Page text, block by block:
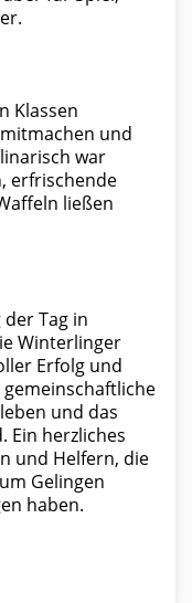
Klassen
und
war
erfrischende
ließen
der Tag in
Winterlinger
Erfolg und
und das
Ein herzliches
und Helfern, die
Gelingen
haben.